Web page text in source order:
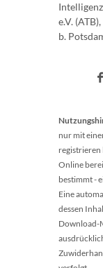
e.V.
b.
nur mit
registrieren
Online
bestimmt -
Eine
dessen
Download-